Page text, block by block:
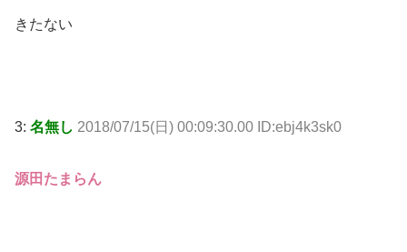
きたない
3: 名無し 2018/07/15(日) 00:09:30.00 ID:ebj4k3sk0
源田たまらん